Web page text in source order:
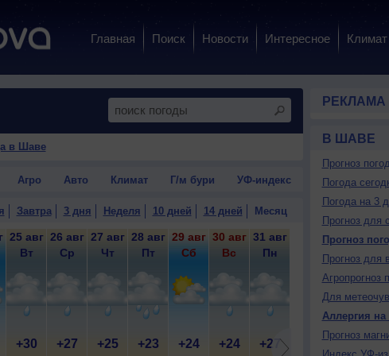
Главная Поиск Новости Интересное Климат
в Шаве
Агро Авто Климат Г/м бури УФ-индекс
Завтра 3 дня Неделя 10 дней 14 дней Месяц
25 авг
Вт
+30
26 авг
Ср
+27
27 авг
Чт
+25
28 авг
Пт
+23
29 авг
Сб
+24
30 авг
Вс
+24
31 авг
Пн
+27
1 сен
2 сен
+29
3
РЕКЛАМА
В ШАВЕ
Прогноз
Погода
Погода на 3
Прогноз для
Прогноз
Прогноз для
Агропрогноз
Для
Аллергия на
Прогноз